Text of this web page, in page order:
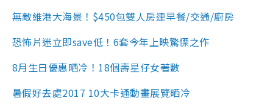
無敵維港大海景！$450包雙人房連早餐/交通/廚房
恐怖片迷立即save低！6套今年上映驚慄之作
8月生日優惠晒冷！18個壽星仔女著數
暑假好去處2017 10大卡通動畫展覽晒冷